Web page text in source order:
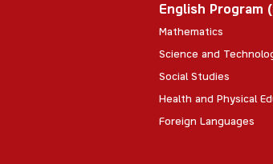
English Program
Mathematics
Science and
Social Studies
Health and Physical
Foreign Languages